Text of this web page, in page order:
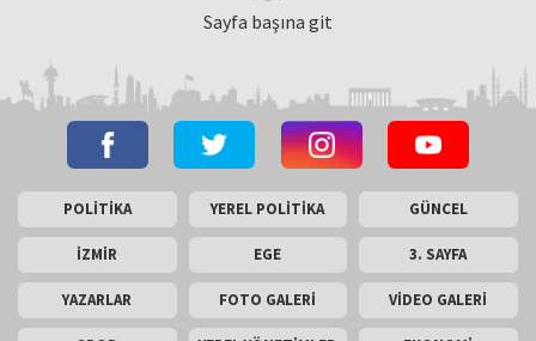
Sayfa başına git
POLİTİKA YEREL POLİTİKA GÜNCEL
İZMİR EGE 3. SAYFA
YAZARLAR FOTO GALERİ VİDEO GALERİ